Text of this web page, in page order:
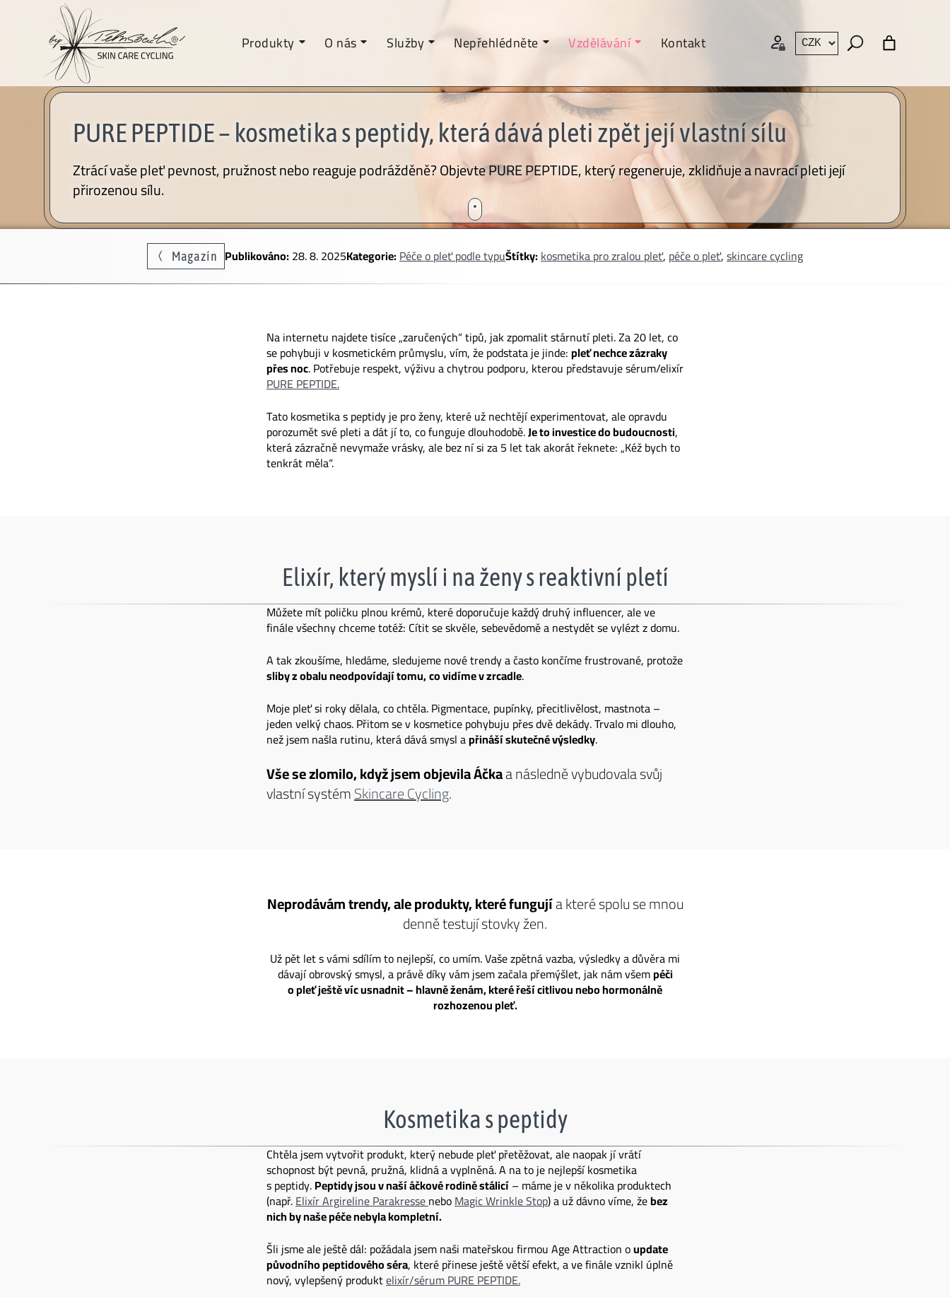
Produkty O nás Služby Nepřehlédněte Vzdělávání Kontakt
PURE PEPTIDE – kosmetika s peptidy, která dává pleti zpět její vlastní sílu
Ztrácí vaše pleť pevnost, pružnost nebo reaguje podrážděně? Objevte PURE PEPTIDE, který regeneruje, zklidňuje a navrací pleti její
přirozenou sílu.
Magazín Publikováno: 28. 8. 2025Kategorie:Péče o pleť podle typuŠtítky:kosmetika pro zralou pleť, péče o pleť,skincare cycling
Na internetu najdete tisíce „zaručených“ tipů, jak zpomalit stárnutí pleti. Za 20 let, co
se pohybuji v kosmetickém průmyslu, vím, že podstata je jinde:pleť nechce zázraky
přes noc. Potřebuje respekt, výživu a chytrou podporu, kterou představuje sérum/elixír
PURE PEPTIDE.
Tato kosmetika s peptidy je pro ženy, které už nechtějí experimentovat, ale opravdu
porozumět své pleti a dát jí to, co funguje dlouhodobě.Je to investice do budoucnosti,
která zázračně nevymaže vrásky, ale bez ní si za 5 let tak akorát řeknete: „Kéž bych to
tenkrát měla“.
Elixír, který myslí i na ženy s reaktivní pletí
Můžete mít poličku plnou krémů, které doporučuje každý druhý influencer, ale ve
finále všechny chceme totéž: Cítit se skvěle, sebevědomě a nestydět se vylézt z domu.
A tak zkoušíme, hledáme, sledujeme nové trendy a často končíme frustrované, protože
sliby z obalu neodpovídají tomu,co vidíme v zrcadle.
Moje pleť si roky dělala, co chtěla. Pigmentace, pupínky, přecitlivělost, mastnota –
jeden velký chaos. Přitom se v kosmetice pohybuju přes dvě dekády. Trvalo mi dlouho,
než jsem našla rutinu, která dává smysl apřináší skutečné výsledky.
Vše se zlomilo, když jsem objevila Áčkaa následně vybudovala svůj
vlastní systémSkincare Cycling.
Neprodávám trendy, ale produkty, které fungujía které spolu se mnou
denně testují stovky žen.
Už pět let s vámi sdílím to nejlepší, co umím. Vaše zpětná vazba, výsledky a důvěra mi
dávají obrovský smysl, a právě díky vám jsem začala přemýšlet, jak nám všempéči
o pleť ještě víc usnadnit – hlavně ženám, které řeší citlivou nebo hormonálně
rozhozenou pleť.
Kosmetika s peptidy
Chtěla jsem vytvořit produkt, který nebude pleť přetěžovat, ale naopak jí vrátí
schopnost být pevná, pružná, klidná a vyplněná. A na to je nejlepší kosmetika
s peptidy.Peptidy jsou v naší áčkové rodině stálicí– máme je v několika produktech
(např.Elixír Argireline ParakresseneboMagic Wrinkle Stop) a už dávno víme, žebez
nich by naše péče nebyla kompletní.
Šli jsme ale ještě dál: požádala jsem naši mateřskou firmou Age Attraction oupdate
původního peptidového séra, které přinese ještě větší efekt, a ve finále vznikl úplně
nový, vylepšený produktelixír/sérum PURE PEPTIDE.